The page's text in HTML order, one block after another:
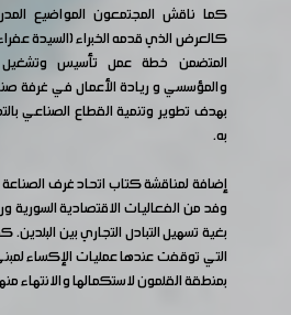
كما ناقش المجتمعون المواضيع
كالعرض الذي قدمه الخبراء (السيدة
المتضمن خطة عمل تأسيس وتشغيل
والمؤسسي و ريادة الأعمال في غرفة
بهدف تطوير وتنمية القطاع الصناعي
به.
إضافة لمناقشة كتاب اتحاد غرف
وفد من الفعاليات الاقتصادية السورية
بغية تسهيل التبادل التجاري بين البلدين.
التي توقفت عندها عمليات الإكساء
بمنطقة القلمون لاستكمالها والانتهاء